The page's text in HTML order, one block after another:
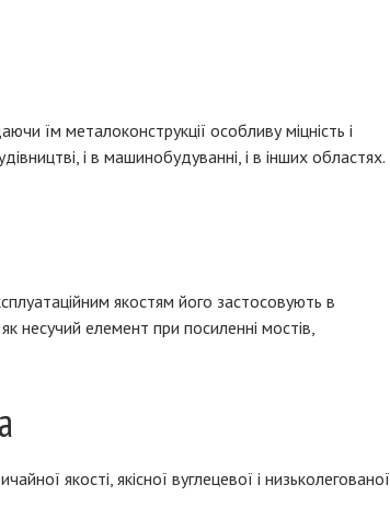
їм металоконструкції особливу міцність і
і в машинобудуванні, і в інших областях.
якостям його застосовують в
несучий елемент при посиленні мостів,
якості, якісної вуглецевої і низьколегованої